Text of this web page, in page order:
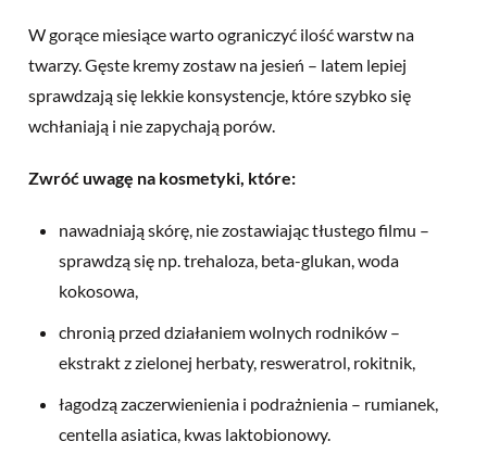
W gorące miesiące warto ograniczyć ilość warstw na
twarzy. Gęste kremy zostaw na jesień – latem lepiej
sprawdzają się lekkie konsystencje, które szybko się
wchłaniają i nie zapychają porów.
Zwróć uwagę na kosmetyki, które:
nawadniają skórę, nie zostawiając tłustego filmu –
sprawdzą się np. trehaloza, beta-glukan, woda
kokosowa,
chronią przed działaniem wolnych rodników –
ekstrakt z zielonej herbaty, resweratrol, rokitnik,
łagodzą zaczerwienienia i podrażnienia – rumianek,
centella asiatica, kwas laktobionowy.